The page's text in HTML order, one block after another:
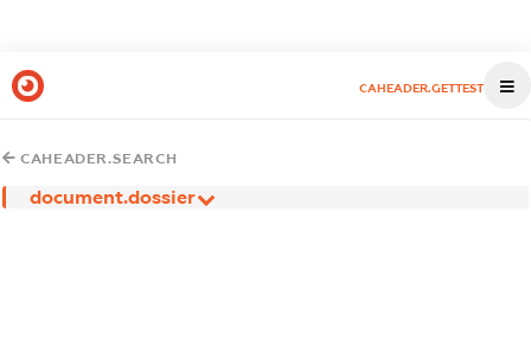
CAHEADER.GETTEST
CAHEADER.SEARCH
document.dossier